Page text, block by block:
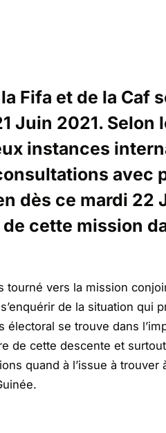
Fifa et de la Caf
Juin 2021. Selon
instances
avec
dès ce mardi 22
cette mission
tourné vers la mission
de la situation qui
se trouve dans
de cette descente et
quand à l’issue à trouver